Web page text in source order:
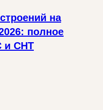
на
полное
и СНТ